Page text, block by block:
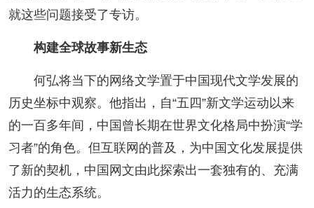
公告公示 讣告
人事考试
专题专栏
就这些问题接受了专访。
构建全球故事新生态
何弘将当下的网络文学置于中国现代文学发展的
历史坐标中观察。他指出，自“五四”新文学运动以来
的一百多年间，中国曾长期在世界文化格局中扮演“学
习者”的角色。但互联网的普及，为中国文化发展提供
了新的契机，中国网文由此探索出一套独有的、充满
活力的生态系统。